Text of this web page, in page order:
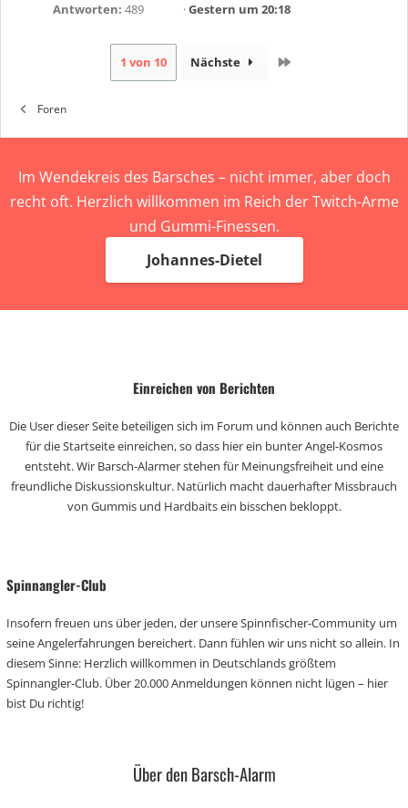
Antworten 489 Gestern um 20:18
1 von 10 Nächste
Foren
Im Wendekreis des Barsches – nicht immer, aber doch
recht oft. Herzlich willkommen im Reich der Twitch-Arme
und Gummi-Finessen.
Johannes-Dietel
Einreichen von Berichten
Die User dieser Seite beteiligen sich im Forum und können auch Berichte
für die Startseite einreichen, so dass hier ein bunter Angel-Kosmos
entsteht. Wir Barsch-Alarmer stehen für Meinungsfreiheit und eine
freundliche Diskussionskultur. Natürlich macht dauerhafter Missbrauch
von Gummis und Hardbaits ein bisschen bekloppt.
Spinnangler-Club
Insofern freuen uns über jeden, der unsere Spinnfischer-Community um
seine Angelerfahrungen bereichert. Dann fühlen wir uns nicht so allein. In
diesem Sinne: Herzlich willkommen in Deutschlands größtem
Spinnangler-Club. Über 20.000 Anmeldungen können nicht lügen – hier
bist Du richtig!
Über den Barsch-Alarm